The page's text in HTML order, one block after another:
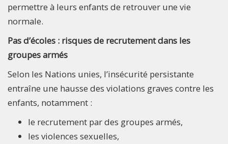
permettre à leurs enfants de retrouver une vie
normale.
Pas d’écoles : risques de recrutement dans les
groupes armés
Selon les Nations unies, l’insécurité persistante
entraîne une hausse des violations graves contre les
enfants, notamment :
le recrutement par des groupes armés,
les violences sexuelles,